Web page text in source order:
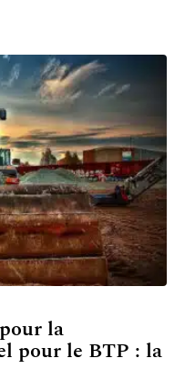
la
pour le BTP : la